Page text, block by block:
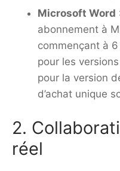
Microsoft Word
abonnement à
commençant à
pour les
pour la version
d’achat unique
2.
réel